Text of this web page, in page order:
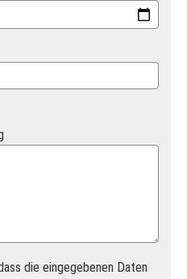
die eingegebenen Daten